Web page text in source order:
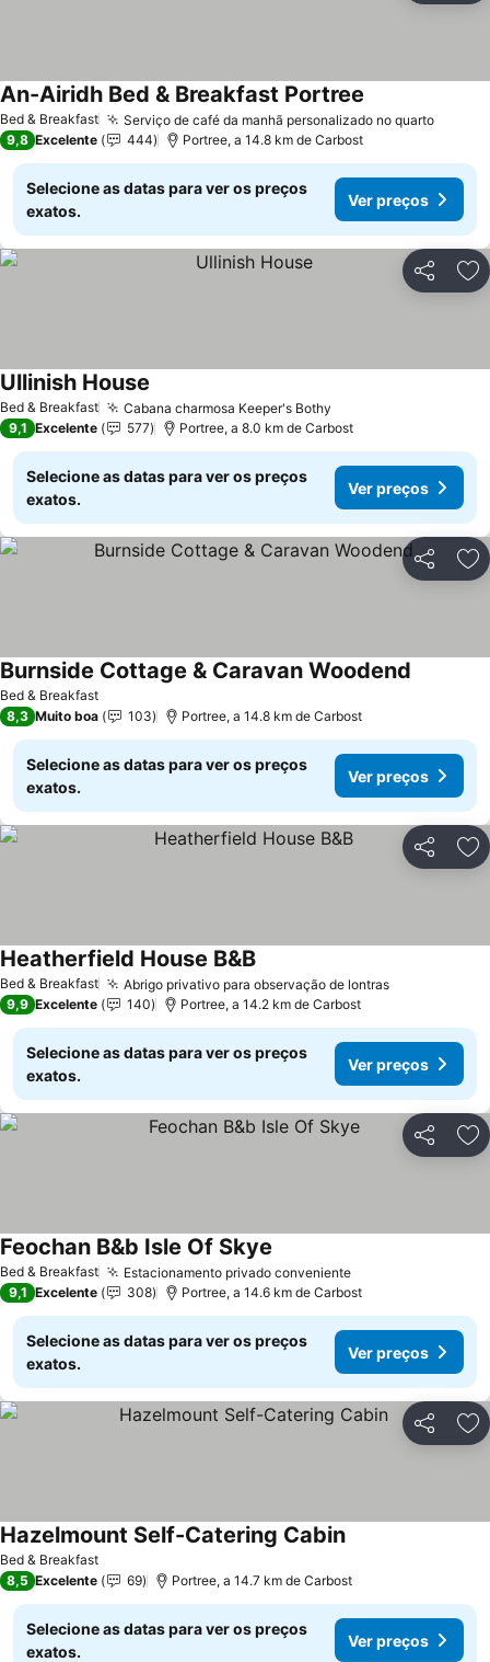
Bed & Breakfast Serviço de café da manhã personalizado no quartoVer
An-Airidh Bed & Breakfast Portree
9,8 Excelente 444 Portree, a 14.8 km de Carbost
Selecione as datas para ver os preços
exatos.
Ver preços
Partilhar
Bed & Breakfast Cabana charmosa Keeper's Bothy
Ullinish House
9,1 Excelente 577 Portree, a 8.0 km de Carbost
Selecione as datas para ver os preços
exatos.
Ver preços
Partilhar
Bed & Breakfast
Burnside Cottage & Caravan Woodend
8,3 Muito boa 103 Portree, a 14.8 km de Carbost
Selecione as datas para ver os preços
exatos.
Ver preços
Partilhar
Bed & Breakfast Abrigo privativo para observação de lontrasVer preços
Heatherfield House B&BVer preços
9,9 Excelente 140 Portree, a 14.2 km de Carbost
Selecione as datas para ver os preços
exatos.
Ver preços
Partilhar
Bed & Breakfast Estacionamento privado convenienteVer preços
Feochan B&b Isle Of Skye
9,1 Excelente 308 Portree, a 14.6 km de Carbost
Selecione as datas para ver os preços
exatos.
Ver preços
Partilhar
Bed & Breakfast
Hazelmount Self-Catering CabinVer preços
8,5 Excelente 69 Portree, a 14.7 km de Carbost
Selecione as datas para ver os preços
exatos.
Ver preços